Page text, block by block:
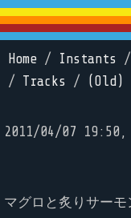
Home / Instants /
/ Tracks / (Old)
2011/04/07 19:50,
マグロと炙りサーモ